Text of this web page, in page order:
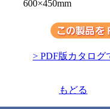
600×450mm
> PDF版カタログ
もどる